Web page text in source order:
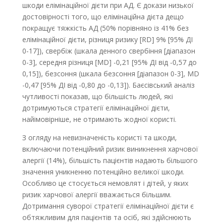
шкоди елімінаційної дієти при АД. Є докази низької
достовірності того, що елімінаційна дієта дещо
покращує тяжкість АД (50% порівняно із 41% без
елімінаційної дієти, різниця ризику [RD] 9% [95% ДІ
0-17]), свербіж (шкала денного свербіння [діапазон
0-3], середня різниця [MD] -0,21 [95% ДІ від -0,57 до
0,15]), безсоння (шкала безсоння [діапазон 0-3], MD
-0,47 [95% ДІ від -0,80 до -0,13]). Баєсівський аналіз
чутливості показав, що більшість людей, які
дотримуються стратегії елімінаційної дієти,
найімовірніше, не отримають жодної користі.
З огляду на невизначеність користі та шкоди,
включаючи потенційний ризик виникнення харчової
алергії (14%), більшість пацієнтів надають більшого
значення уникненню потенційно великої шкоди.
Особливо це стосується немовлят і дітей, у яких
ризик харчової алергії вважається більшим.
Дотримання суворої стратегії елімінаційної дієти є
обтяжливим для пацієнтів та осіб, які здійснюють